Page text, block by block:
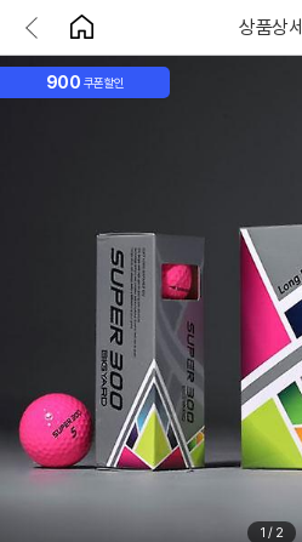
상품상세
900 쿠폰할인
1 / 2